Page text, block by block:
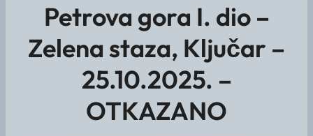
Petrova gora I. dio –
Zelena staza, Ključar –
25.10.2025. –
OTKAZANO